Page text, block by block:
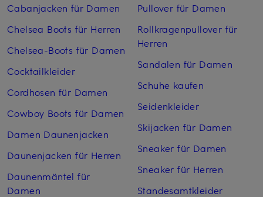
Cabanjacken für Damen
Chelsea Boots für Herren
Chelsea-Boots für Damen
Cocktailkleider
Cordhosen für Damen
Cowboy Boots für Damen
Damen Daunenjacken
Daunenjacken für Herren
Daunenmäntel für
Damen
Pullover für Damen
Rollkragenpullover für
Herren
Sandalen für Damen
Schuhe kaufen
Seidenkleider
Skijacken für Damen
Sneaker für Damen
Sneaker für Herren
Standesamtkleider